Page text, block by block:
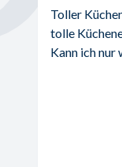
Toller
tolle
Kann ich